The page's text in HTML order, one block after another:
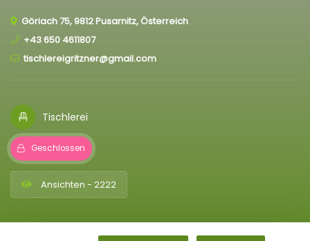
Göriach 75, 9812 Pusarnitz, Österreich
+43 650 4611807
tischlereigritzner@gmail.com
Tischlerei
Geschlossen
Ansichten - 2222